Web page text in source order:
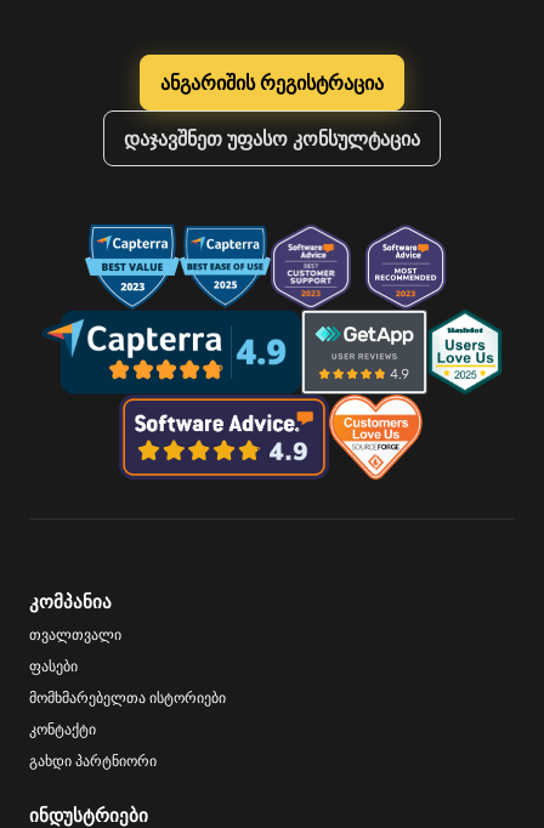
ანგარიშის რეგისტრაცია
დაჯავშნეთ უფასო კონსულტაცია
კომპანია
თვალთვალი
ფასები
მომხმარებელთა ისტორიები
კონტაქტი
გახდი პარტნიორი
ინდუსტრიები